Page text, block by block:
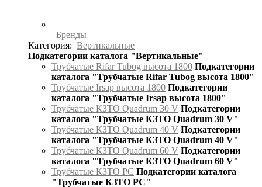
Бренды
Категория: Вертикальные
Подкатегории каталога "Вертикальные"
Трубчатые Rifar Tubog высота 1800 Подкатегории
каталога "Трубчатые Rifar Tubog высота 1800"
Трубчатые Irsap высота 1800 Подкатегории
каталога "Трубчатые Irsap высота 1800"
Трубчатые КЗТО Quadrum 30 V Подкатегории
каталога "Трубчатые КЗТО Quadrum 30 V"
Трубчатые КЗТО Quadrum 40 V Подкатегории
каталога "Трубчатые КЗТО Quadrum 40 V"
Трубчатые КЗТО Quadrum 60 V Подкатегории
каталога "Трубчатые КЗТО Quadrum 60 V"
Трубчатые КЗТО РС Подкатегории каталога
"Трубчатые КЗТО РС"